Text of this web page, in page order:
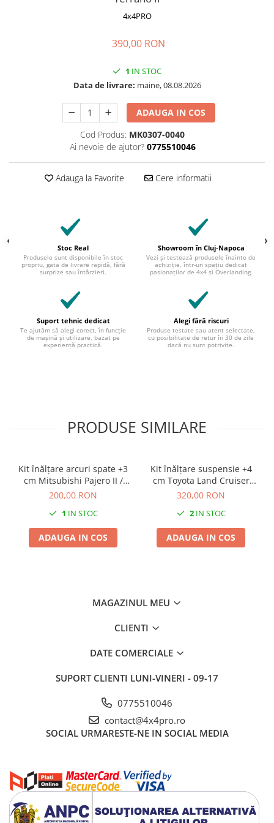
4x4PRO
390,00 RON
1 IN STOC
Data de livrare: maine, 08.08.2026
ADAUGA IN COS
Cod Produs: MK0307-0040
Ai nevoie de ajutor? 0775510046
Adauga la Favorite Cere informatii
Stoc Real
Produsele sunt disponibile în stoc
propriu, gata de livrare rapidă, fără
surprize sau întârzieri.
Showroom în Cluj-Napoca
Vezi și testează produsele înainte de
achiziție, într-un spațiu dedicat
pasionaților de 4x4 și Overlanding.
Suport tehnic dedicat
Te ajutăm să alegi corect, în funcție
de mașină și utilizare, bazat pe
experiență practică.
Alegi fără riscuri
Produse testate sau atent selectate,
cu posibilitate de retur în 30 de zile
dacă nu sunt potrivite.
PRODUSE SIMILARE
Kit înălțare arcuri spate +3
cm Mitsubishi Pajero II /
Hyundai Galloper
200,00 RON
1 IN STOC
ADAUGA IN COS
Kit înălțare suspensie +4
cm Toyota Land Cruiser
70/73
320,00 RON
2IN STOC
ADAUGA IN COS
MAGAZINUL MEU
CLIENTI
DATE COMERCIALE
SUPORT CLIENTI LUNI-VINERI - 09-17
0775510046
contact@4x4pro.ro
SOCIAL URMARESTE-NE IN SOCIAL MEDIA